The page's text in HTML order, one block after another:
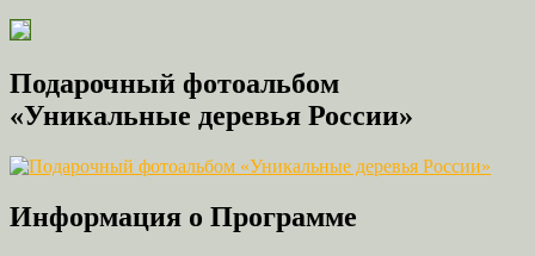
Подарочный фотоальбом
«Уникальные деревья России»
Информация о Программе